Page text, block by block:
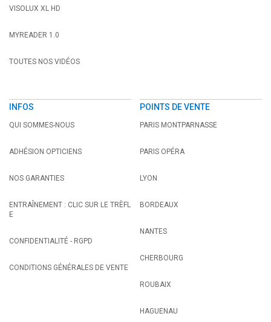
VISOLUX XL HD
MYREADER 1.0
TOUTES NOS VIDÉOS
INFOS
QUI SOMMES-NOUS
ADHÉSION OPTICIENS
NOS GARANTIES
ENTRAÎNEMENT : CLIC SUR LE TRÈFL
E
CONFIDENTIALITÉ - RGPD
CONDITIONS GÉNÉRALES DE VENTE
POINTS DE VENTE
PARIS MONTPARNASSE
PARIS OPÉRA
LYON
BORDEAUX
NANTES
CHERBOURG
ROUBAIX
HAGUENAU